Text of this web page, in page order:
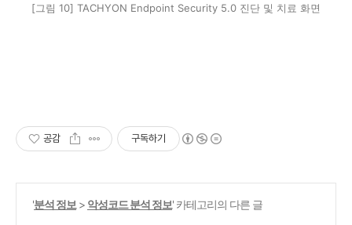
[그림 10] TACHYON Endpoint Security 5.0 진단 및 치료 화면
공감 구독하기
'분석 정보 > 악성코드 분석 정보' 카테고리의 다른 글